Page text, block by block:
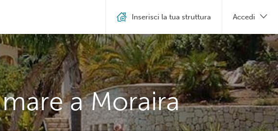
a Moraira
Inserisci la tua struttura Accedi